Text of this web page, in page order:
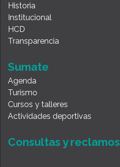
Historia
Institucional
HCD
Transparencia
Sumate
Agenda
Turismo
Cursos y talleres
Actividades deportivas
Consultas y reclamos